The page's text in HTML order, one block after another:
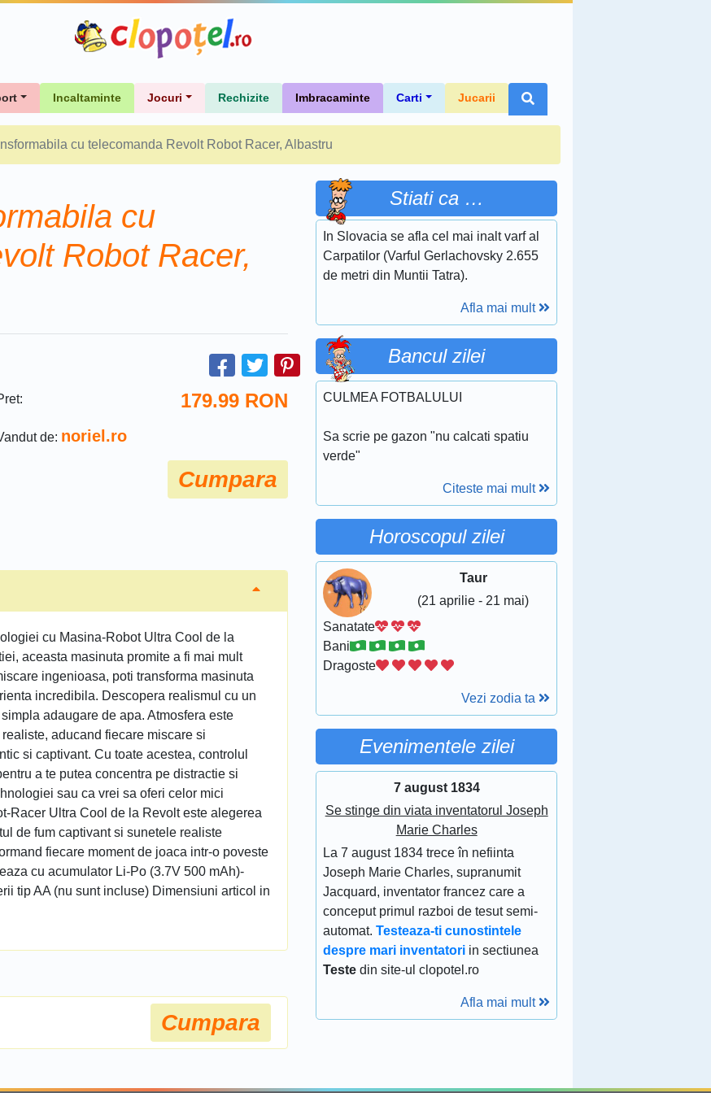
Incaltaminte Jocuri Rechizite Imbracaminte Carti Jucarii
cu telecomanda Revolt Robot Racer, Albastru
cu
Robot Racer,
179.99 RON
de: noriel.ro
Cumpara
cu Masina-Robot Ultra Cool de la
aceasta masinuta promite a fi mai mult
ingenioasa, poti transforma masinuta
incredibila. Descopera realismul cu un
adaugare de apa. Atmosfera este
aducand fiecare miscare si
si captivant. Cu toate acestea, controlul
a te putea concentra pe distractie si
sau ca vrei sa oferi celor mici
Racer Ultra Cool de la Revolt este alegerea
de fum captivant si sunetele realiste
fiecare moment de joaca intr-o poveste
cu acumulator Li-Po (3.7V 500 mAh)-
tip AA (nu sunt incluse) Dimensiuni articol in
Cumpara
Stiati ca …
In Slovacia se afla cel mai inalt varf al
Carpatilor (Varful Gerlachovsky 2.655
de metri din Muntii Tatra).
Afla mai mult
Bancul zilei
CULMEA FOTBALULUI
Sa scrie pe gazon "nu calcati spatiu
verde"
Citeste mai mult
Horoscopul zilei
Taur
(21 aprilie - 21 mai)
Sanatate
Bani
Dragoste
Vezi zodia ta
Evenimentele zilei
7 august 1834
Se stinge din viata inventatorul Joseph
Marie Charles
La 7 august 1834 trece în nefiinta
Joseph Marie Charles, supranumit
Jacquard, inventator francez care a
conceput primul razboi de tesut semi-
automat.Testeaza-ti cunostintele
despre mari inventatori in sectiunea
Teste din site-ul clopotel.ro
Afla mai mult